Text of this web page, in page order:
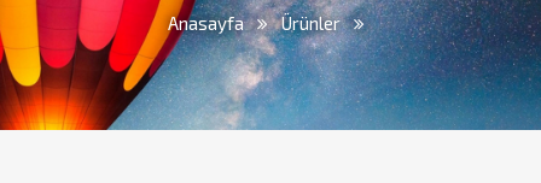
Anasayfa Ürünler